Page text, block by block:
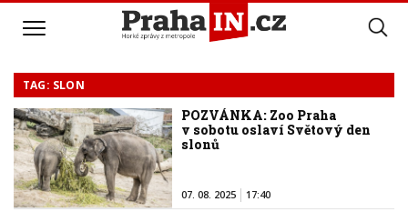
TAG: SLON
POZVÁNKA: Zoo Praha
v sobotu oslaví Světový den
slonů
07. 08. 2025 17:40